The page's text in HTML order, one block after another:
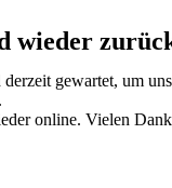
wieder
gewartet, um
online. Vielen